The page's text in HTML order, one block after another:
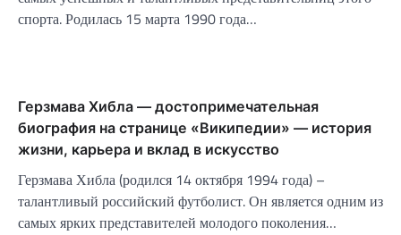
спорта. Родилась 15 марта 1990 года…
Герзмава Хибла — достопримечательная
биография на странице «Википедии» — история
жизни, карьера и вклад в искусство
Герзмава Хибла (родился 14 октября 1994 года) –
талантливый российский футболист. Он является одним из
самых ярких представителей молодого поколения…